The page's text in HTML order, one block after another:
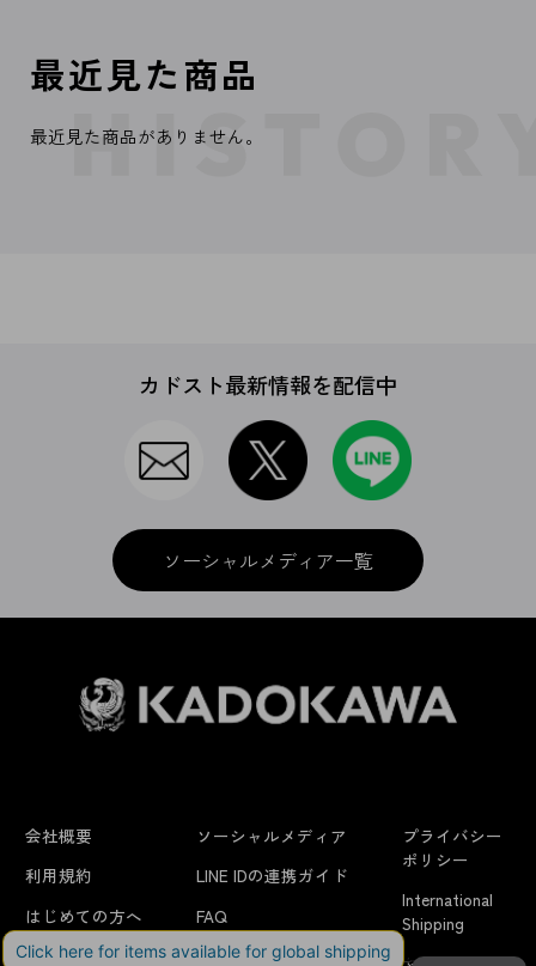
よくあるお問い合わせ
最近見た商品
最近見た商品がありません。
カドスト最新情報を配信中
ソーシャルメディア一覧
会社概要
利用規約
はじめての方へ
ソーシャルメディア
LINE IDの連携ガイド
FAQ
特定商取引法に
プライバシー
ポリシー
International
Shipping